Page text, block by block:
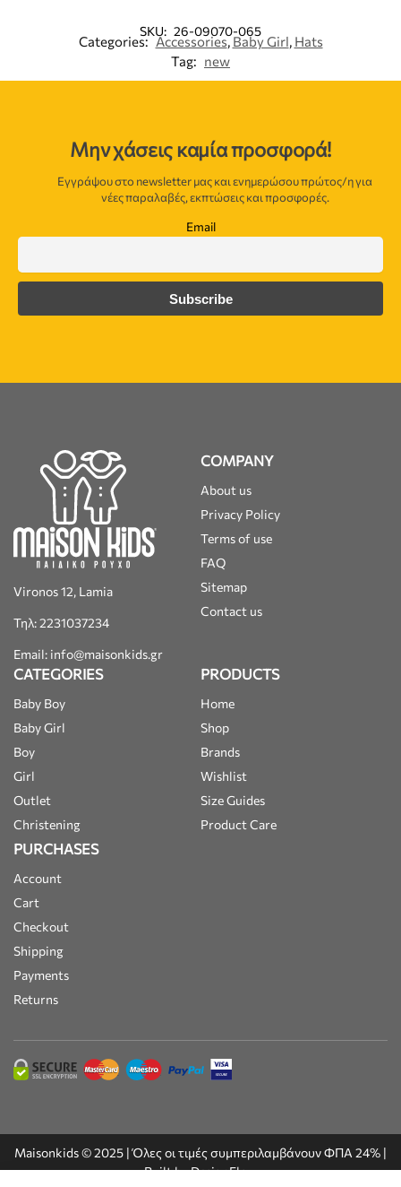
SKU: 26-09070-065
Categories: Accessories,Baby Girl Hats
Tag: new
Μην χάσεις καμία προσφορά!
Εγγράψου στο newsletter μας και ενημερώσου πρώτος/η για
νέες παραλαβές, εκπτώσεις και προσφορές.
Email
Vironos 12, Lamia
Τηλ: 2231037234
Email: info@maisonkids.gr
COMPANY
About us
Privacy Policy
Terms of use
FAQ
Sitemap
Contact us
CATEGORIES
Baby Boy
Baby Girl
Boy
Girl
Outlet
Christening
PRODUCTS
Home
Shop
Brands
Wishlist
Size Guides
Product Care
PURCHASES
Account
Cart
Checkout
Shipping
Payments
Returns
Maisonkids © 2025 | Όλες οι τιμές συμπεριλαμβάνουν ΦΠΑ 24% |
Built byDesignFlow